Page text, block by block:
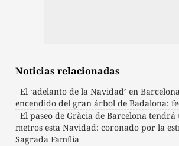
Noticias relacionadas
El ‘adelanto de la Navidad’ en
encendido del gran árbol de Badalona:
El paseo de Gràcia de Barcelona
metros esta Navidad: coronado por la
Sagrada Família